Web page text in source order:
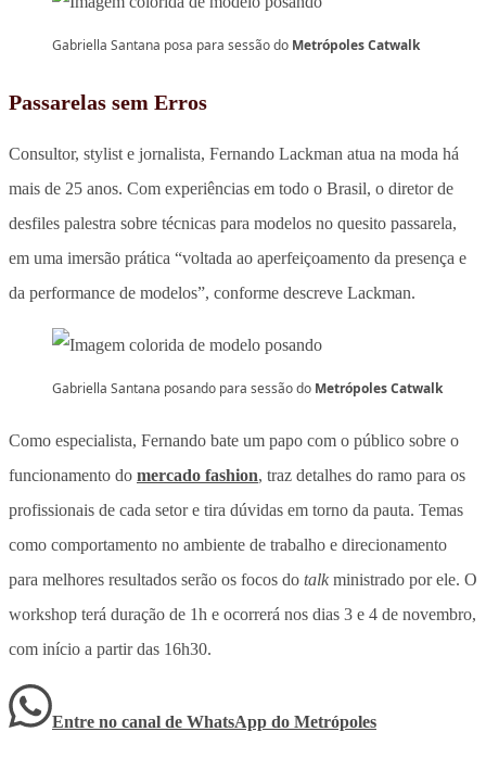
Gabriella Santana posa para sessão do Metrópoles Catwalk
Passarelas sem Erros
Consultor, stylist e jornalista, Fernando Lackman atua na moda há
mais de 25 anos. Com experiências em todo o Brasil, o diretor de
desfiles palestra sobre técnicas para modelos no quesito passarela,
em uma imersão prática “voltada ao aperfeiçoamento da presença e
da performance de modelos”, conforme descreve Lackman.
Gabriella Santana posando para sessão do Metrópoles Catwalk
Como especialista, Fernando bate um papo com o público sobre o
funcionamento do mercado fashion, traz detalhes do ramo para os
profissionais de cada setor e tira dúvidas em torno da pauta. Temas
como comportamento no ambiente de trabalho e direcionamento
para melhores resultados serão os focos do talk ministrado por ele. O
workshop terá duração de 1h e ocorrerá nos dias 3 e 4 de novembro,
com início a partir das 16h30.
Entre no canal de WhatsApp do Metrópoles